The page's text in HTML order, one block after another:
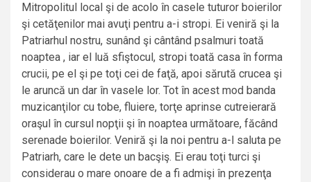
Mitropolitul local şi de acolo în casele tuturor boierilor
şi cetăţenilor mai avuţi pentru a-i stropi. Ei veniră şi la
Patriarhul nostru, sunând şi cântând psalmuri toată
noaptea , iar el luă sfiştocul, stropi toată casa în forma
crucii, pe el şi pe toţi cei de faţă, apoi sărută crucea şi
le aruncă un dar în vasele lor. Tot în acest mod banda
muzicanţilor cu tobe, fluiere, torţe aprinse cutreierară
oraşul în cursul nopţii şi în noaptea următoare, făcând
serenade boierilor. Veniră şi la noi pentru a-l saluta pe
Patriarh, care le dete un bacşiş. Ei erau toţi turci şi
considerau o mare onoare de a fi admişi în prezenţa